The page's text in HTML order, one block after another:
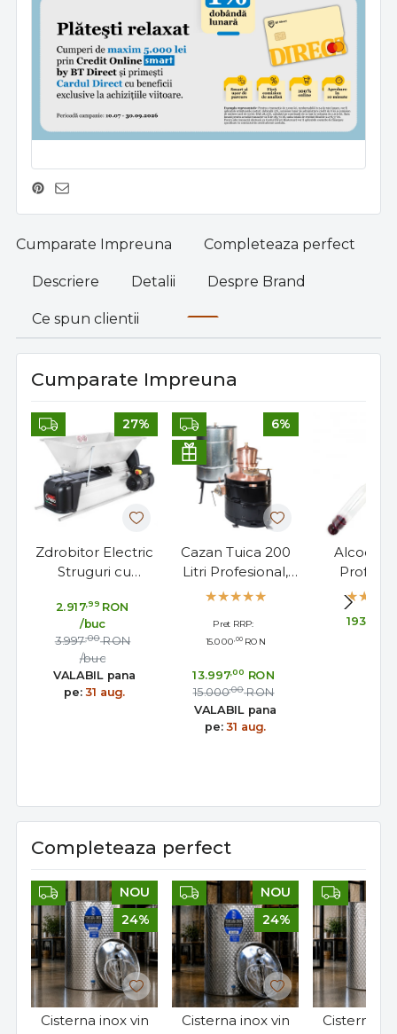
Cumparate Impreuna Completeaza perfect
Descriere Detalii Despre Brand
Ce spun clientii
Cumparate Impreuna
27%
Zdrobitor Electric
Struguri cu
CP, 1500 kg/h
2.917,99 RON
/buc
3.997,00 RON
/buc
VALABIL pana
pe: 31 aug.
6%
Cazan Tuica 200
Litri Profesional,
Stabil cu
Pret RRP:
15.000 ,00 RON
13.997,00 RON
15.000,00 RON
VALABIL pana
pe: 31 aug.
Cartier/
100°,
France,
193
Completeaza perfect
NOU
24%
Cisterna inox vin
NOU
24%
Cisterna inox vin
Cisterna